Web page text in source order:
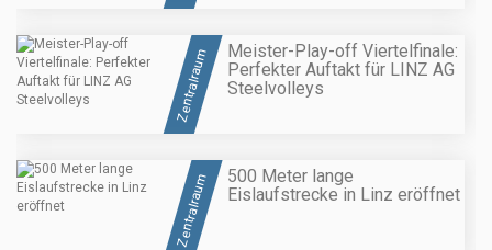
Zentralraum
Meister-Play-off Viertelfinale:
Perfekter Auftakt für LINZ AG
Steelvolleys
Zentralraum
500 Meter lange
Eislaufstrecke in Linz eröffnet